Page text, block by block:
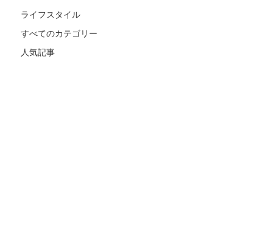
ライフスタイル
すべてのカテゴリー
人気記事